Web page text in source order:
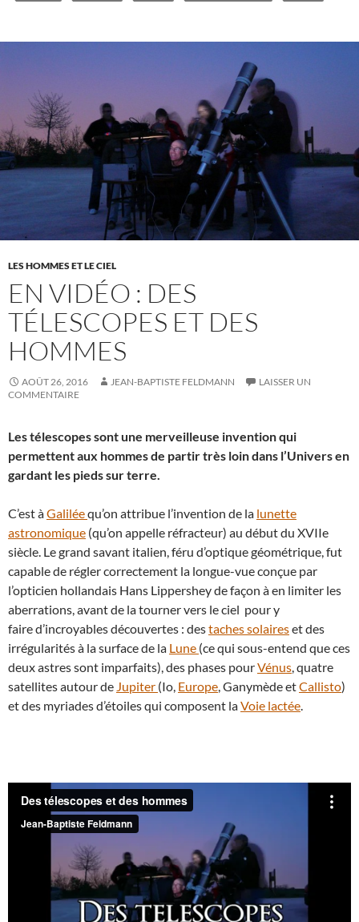
LES HOMMES ET LE CIEL
EN VIDÉO : DES
TÉLESCOPES ET DES
HOMMES
AOÛT 26, 2016 JEAN-BAPTISTE FELDMANN
LAISSER UN
COMMENTAIRE
Les télescopes sont une merveilleuse invention qui
permettent aux hommes de partir très loin dans l’Univers en
gardant les pieds sur terre.
C’est àGaliléequ’on attribue l’invention de la lunette
astronomique (qu’on appelle réfracteur) au début du XVIIe
siècle. Le grand savant italien, féru d’optique géométrique, fut
capable de régler correctement la longue-vue conçue par
l’opticien hollandais Hans Lippershey de façon à en limiter les
aberrations, avant de la tourner vers le ciel pour y
faire d’incroyables découvertes : destaches solaireset des
irrégularités à la surface de la Lune (ce qui sous-entend que ces
deux astres sont imparfaits), des phases pourVénus, quatre
satellites autour de Jupiter (Io, Europe, Ganymède etCallisto)
et des myriades d’étoiles qui composent laVoie lactée.